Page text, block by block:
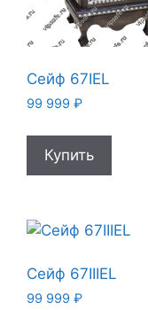
Сейф 67IEL
99 999 ₽
Купить
Сейф 67IIIEL
99 999 ₽